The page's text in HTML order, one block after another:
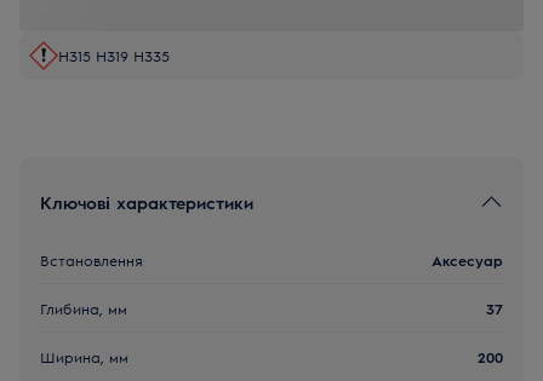
H315 H319 H335
Ключові характеристики
Встановлення Аксесуар
Глибина, мм 37
Ширина, мм 200